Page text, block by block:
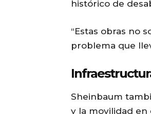
histórico de
“Estas obras no
problema que
Sheinbaum
y la movilidad en